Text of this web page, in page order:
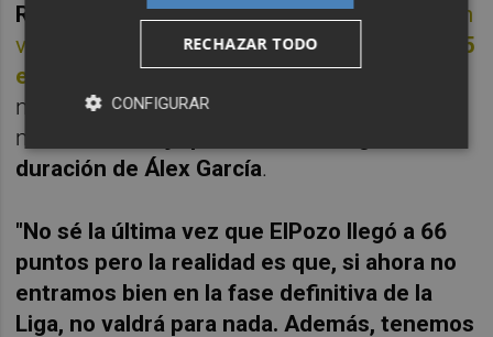
Ribera Navarra. Contra ese rivallos de Josan
vencieron por
2-4 el 8 de noviembre de 2025
en la novena jornada ligueray para este
nuevo envite el técnico cordobés
mantiene la
duración de Álex García.
"No sé la última vez que ElPozo llegó a 66
puntos pero la realidad es que, si ahora no
entramos bien en la fase definitiva de la
Liga, no valdrá para nada. Además, tenemos
RECHAZAR TODO
CONFIGURAR